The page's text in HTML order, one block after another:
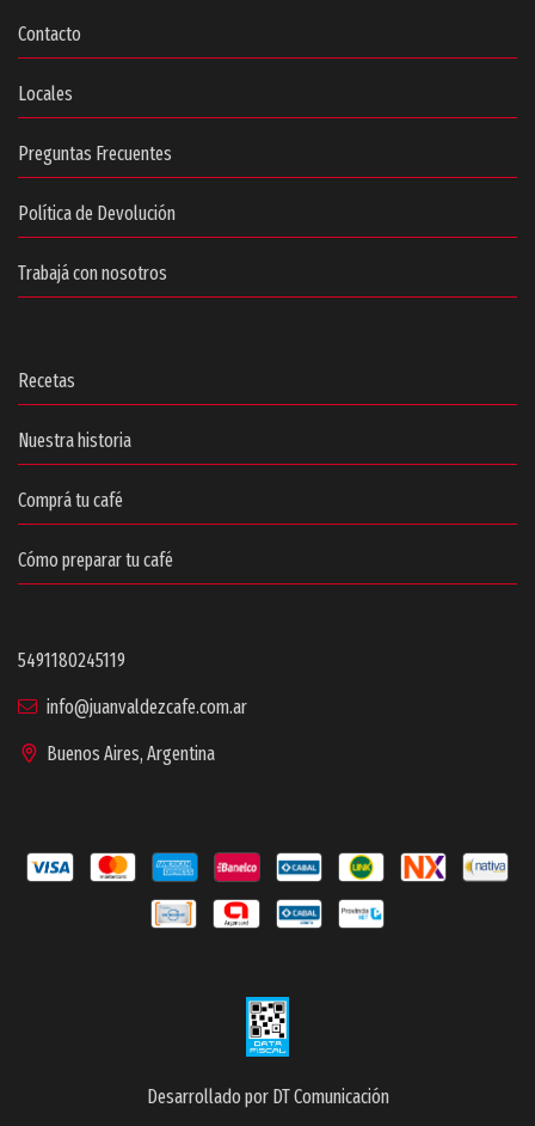
Contacto
Locales
Preguntas Frecuentes
Política de Devolución
Trabajá con nosotros
Recetas
Nuestra historia
Comprá tu café
Cómo preparar tu café
5491180245119
info@juanvaldezcafe.com.ar
Buenos Aires, Argentina
Desarrollado por DT Comunicación